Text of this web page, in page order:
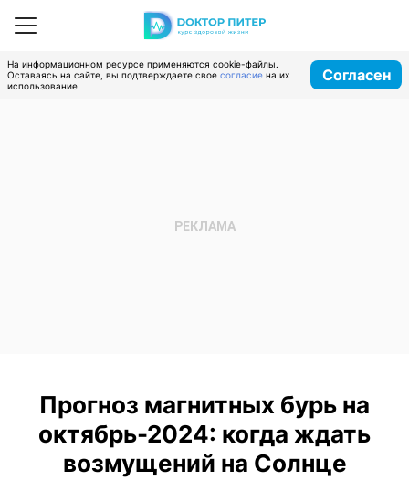
На информационном ресурсе применяются cookie-файлы.
Оставаясь на сайте, вы подтверждаете свое согласие на их
использование.
Согласен
Прогноз магнитных бурь на
октябрь-2024: когда ждать
возмущений на Солнце